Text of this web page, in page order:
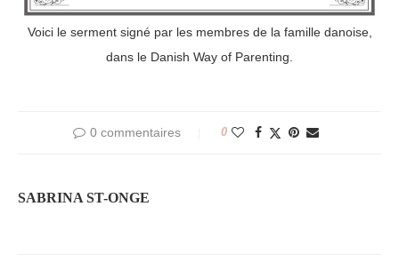
Voici le serment signé par les membres de la famille danoise,
dans le Danish Way of Parenting.
0 commentaires 0
SABRINA ST-ONGE